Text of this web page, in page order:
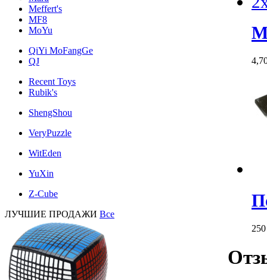
Meffert's
MF8
MoYu
QiYi MoFangGe
QJ
Recent Toys
Rubik's
ShengShou
VeryPuzzle
WitEden
YuXin
Z-Cube
ЛУЧШИЕ ПРОДАЖИ Все